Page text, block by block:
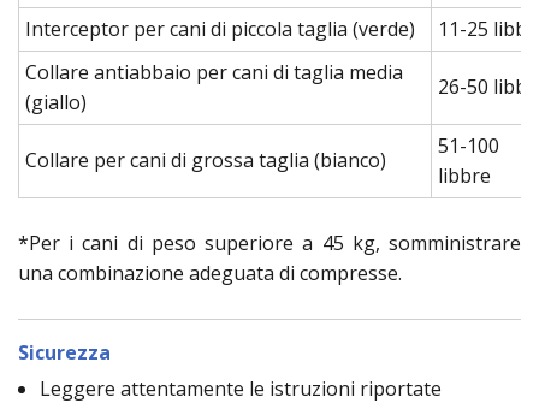
Interceptor per cani di piccola taglia (verde)
11-25
Collare antiabbaio per cani di taglia media
(giallo)
26-50
Collare per cani di grossa taglia (bianco)
51-100
libbre
*Per i cani di peso superiore a 45 kg, somministrare
una combinazione adeguata di compresse.
Sicurezza
Leggere attentamente le istruzioni riportate